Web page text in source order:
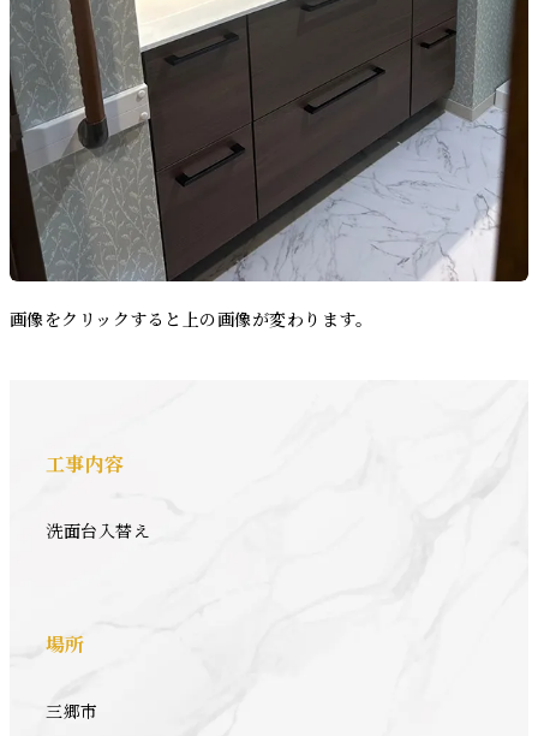
画像をクリックすると上の画像が変わります。
工事内容
洗面台入替え
場所
三郷市